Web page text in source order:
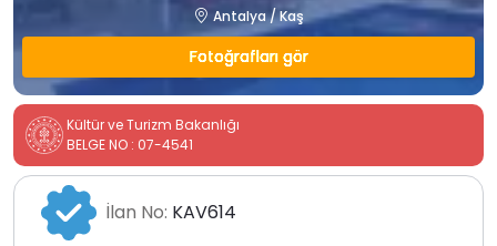
Antalya / Kaş
Fotoğrafları gör
Kültür ve Turizm Bakanlığı
BELGE NO : 07-4541
İlan No: KAV614